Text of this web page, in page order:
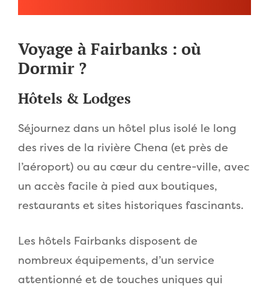
Voyage à Fairbanks : où
Dormir ?
Hôtels & Lodges
Séjournez dans un hôtel plus isolé le long
des rives de la rivière Chena (et près de
l’aéroport) ou au cœur du centre-ville, avec
un accès facile à pied aux boutiques,
restaurants et sites historiques fascinants.
Les hôtels Fairbanks disposent de
nombreux équipements, d’un service
attentionné et de touches uniques qui